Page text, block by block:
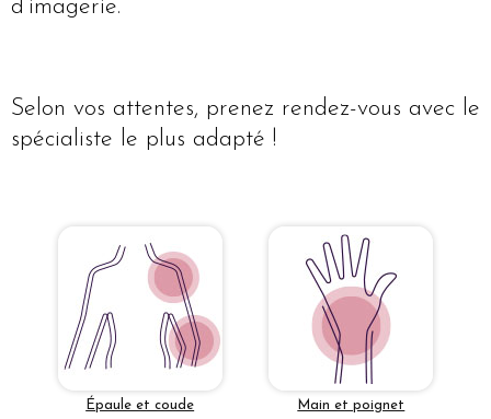
d’imagerie.
Selon vos attentes, prenez rendez-vous avec le
spécialiste le plus adapté !
Épaule et coude Main et poignet